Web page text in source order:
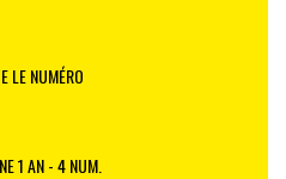
LE NUMÉRO
1 AN - 4 NUM.